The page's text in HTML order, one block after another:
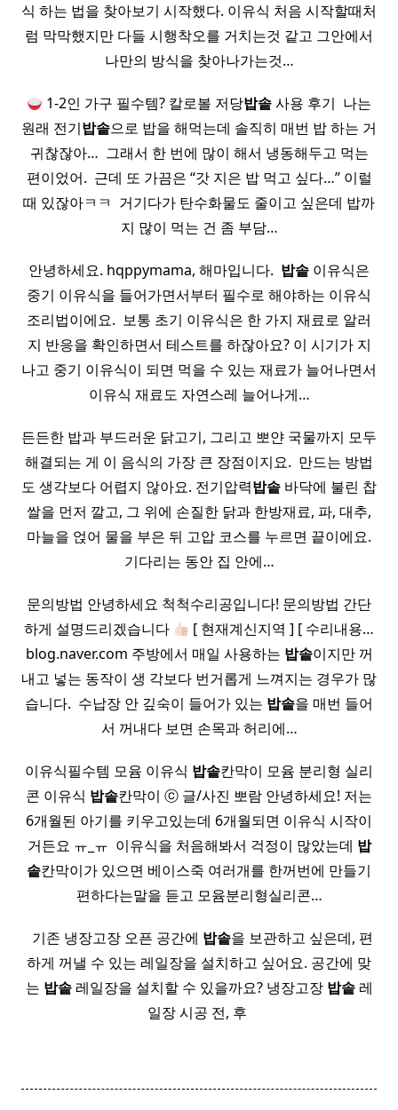
식 하는 법을 찾아보기 시작했다. 이유식 처음 시작할때처
럼 막막했지만 다들 시행착오를 거치는것 같고 그안에서
나만의 방식을 찾아나가는것…
1-2인 가구 필수템? 칼로볼 저당밥솥사용 후기 ​ 나는
원래 전기밥솥으로 밥을 해먹는데 솔직히 매번 밥 하는 거
귀찮잖아… ​ 그래서 한 번에 많이 해서 냉동해두고 먹는
편이었어. ​ 근데 또 가끔은 “갓 지은 밥 먹고 싶다…” 이럴
때 있잖아ㅋㅋ ​ 거기다가 탄수화물도 줄이고 싶은데 밥까
지 많이 먹는 건 좀 부담…
안녕하세요. hqppymama, 해마입니다. ​ 밥솥 이유식은
중기 이유식을 들어가면서부터 필수로 해야하는 이유식
조리법이에요. ​ 보통 초기 이유식은 한 가지 재료로 알러
지 반응을 확인하면서 테스트를 하잖아요? 이 시기가 지
나고 중기 이유식이 되면 먹을 수 있는 재료가 늘어나면서
이유식 재료도 자연스레 늘어나게…
든든한 밥과 부드러운 닭고기, 그리고 뽀얀 국물까지 모두
해결되는 게 이 음식의 가장 큰 장점이지요. ​ 만드는 방법
도 생각보다 어렵지 않아요. 전기압력밥솥 바닥에 불린 찹
쌀을 먼저 깔고, 그 위에 손질한 닭과 한방재료, 파, 대추,
마늘을 얹어 물을 부은 뒤 고압 코스를 누르면 끝이에요.
기다리는 동안 집 안에…
문의방법 안녕하세요 척척수리공입니다! 문의방법 간단
하게 설명드리겠습니다
[ 현재계신지역 ] [ 수리내용…
blog.naver.com 주방에서 매일 사용하는 밥솥이지만 꺼
내고 넣는 동작이 생 각보다 번거롭게 느껴지는 경우가 많
습니다. ​ 수납장 안 깊숙이 들어가 있는 밥솥을 매번 들어
서 꺼내다 보면 손목과 허리에…
이유식필수템 모윰 이유식 밥솥칸막이 모윰 분리형 실리
콘 이유식 밥솥칸막이 ⓒ 글/사진 뽀람 안녕하세요! 저는
6개월된 아기를 키우고있는데 6개월되면 이유식 시작이
거든요 ㅠ_ㅠ ​ 이유식을 처음해봐서 걱정이 많았는데 밥
솥칸막이가 있으면 베이스죽 여러개를 한꺼번에 만들기
편하다는말을 듣고 모윰분리형실리콘…
​ ​ 기존 냉장고장 오픈 공간에 밥솥을 보관하고 싶은데, 편
하게 꺼낼 수 있는 레일장을 설치하고 싶어요. 공간에 맞
는 밥솥레일장을 설치할 수 있을까요? 냉장고장 밥솥레
일장 시공 전, 후 ​